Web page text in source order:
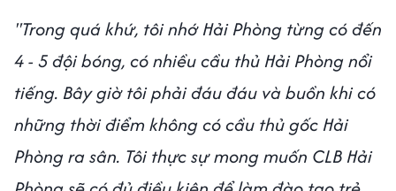
"Trong quá khứ, tôi nhớ Hải Phòng từng có đến
4 - 5 đội bóng, có nhiều cầu thủ Hải Phòng nổi
tiếng. Bây giờ tôi phải đáu đáu và buồn khi có
những thời điểm không có cầu thủ gốc Hải
Phòng ra sân. Tôi thực sự mong muốn CLB Hải